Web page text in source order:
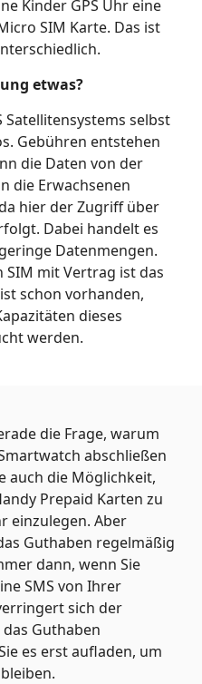
Kinder GPS Uhr eine
SIM Karte. Das ist
etwas?
Satellitensystems selbst
Gebühren entstehen
die Daten von der
die Erwachsenen
hier der Zugriff über
Dabei handelt es
Datenmengen.
SIM mit Vertrag ist das
schon vorhanden,
dieses
werden.
die Frage, warum
abschließen
auch die Möglichkeit,
Prepaid Karten zu
einzulegen. Aber
Guthaben regelmäßig
dann, wenn Sie
SMS von Ihrer
sich der
Guthaben
es erst aufladen, um